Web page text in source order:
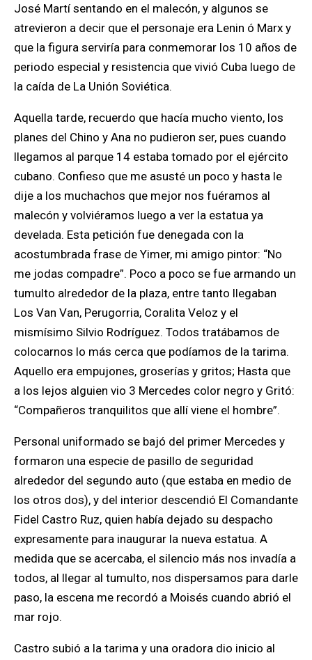
José Martí sentando en el malecón, y algunos se
atrevieron a decir que el personaje era Lenin ó Marx y
que la figura serviría para conmemorar los 10 años de
periodo especial y resistencia que vivió Cuba luego de
la caída de La Unión Soviética.
Aquella tarde, recuerdo que hacía mucho viento, los
planes del Chino y Ana no pudieron ser, pues cuando
llegamos al parque 14 estaba tomado por el ejército
cubano. Confieso que me asusté un poco y hasta le
dije a los muchachos que mejor nos fuéramos al
malecón y volviéramos luego a ver la estatua ya
develada. Esta petición fue denegada con la
acostumbrada frase de Yimer, mi amigo pintor: “No
me jodas compadre”. Poco a poco se fue armando un
tumulto alrededor de la plaza, entre tanto llegaban
Los Van Van, Perugorria, Coralita Veloz y el
mismísimo Silvio Rodríguez. Todos tratábamos de
colocarnos lo más cerca que podíamos de la tarima.
Aquello era empujones, groserías y gritos; Hasta que
a los lejos alguien vio 3 Mercedes color negro y Gritó:
“Compañeros tranquilitos que allí viene el hombre”.
Personal uniformado se bajó del primer Mercedes y
formaron una especie de pasillo de seguridad
alrededor del segundo auto (que estaba en medio de
los otros dos), y del interior descendió El Comandante
Fidel Castro Ruz, quien había dejado su despacho
expresamente para inaugurar la nueva estatua. A
medida que se acercaba, el silencio más nos invadía a
todos, al llegar al tumulto, nos dispersamos para darle
paso, la escena me recordó a Moisés cuando abrió el
mar rojo.
Castro subió a la tarima y una oradora dio inicio al